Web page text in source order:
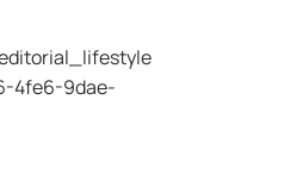
Sie geeignet
Ihrer